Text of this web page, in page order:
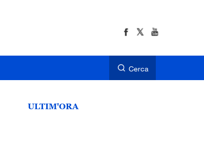
Cerca
ULTIM'ORA